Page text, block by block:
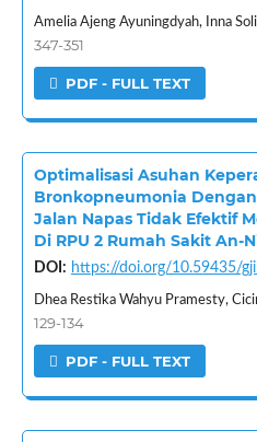
Amelia Ajeng Ayuningdyah, Inna
347-351
PDF - FULL TEXT
Optimalisasi Asuhan
Bronkopneumonia
Jalan Napas Tidak Efektif
Di RPU 2 Rumah Sakit An-
DOI: https://doi.org/10.59435/
Dhea Restika Wahyu Pramesty,
129-134
PDF - FULL TEXT